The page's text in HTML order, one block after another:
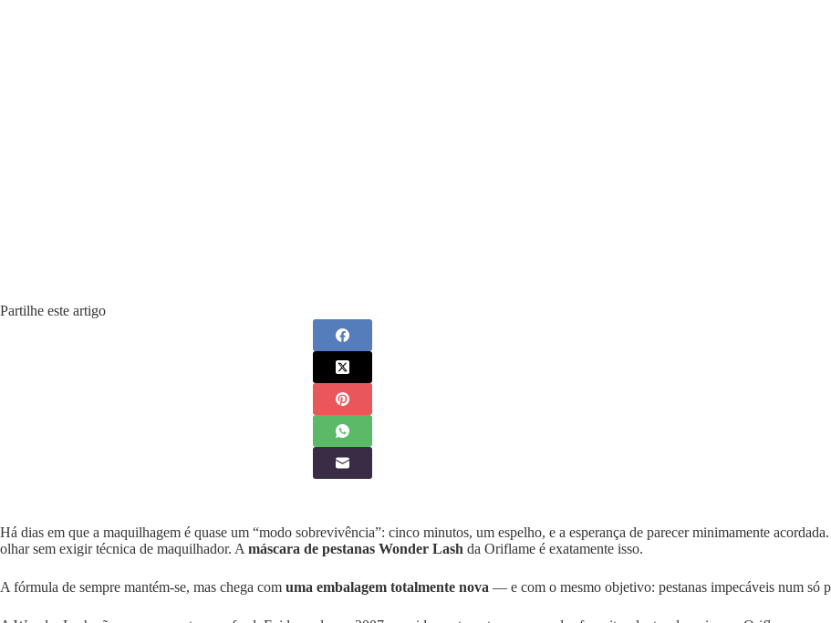
Partilhe este artigo
Há dias em que a maquilhagem é quase um “modo sobrevivência”: cinco minutos, um espelho, e a esperança de parecer minimamente
olhar sem exigir técnica de maquilhador. A máscara de pestanas Wonder Lash da Oriflame é exatamente isso.
A fórmula de sempre mantém-se, mas chega com uma embalagem totalmente nova — e com o mesmo objetivo: pestanas impecáveis num só